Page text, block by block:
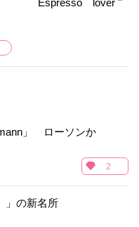
」 ローソンか
2
」の新名所